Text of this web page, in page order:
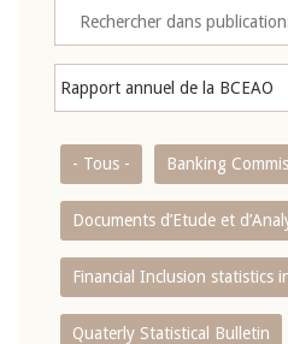
- Tous - Banking
Documents d’Etude et
Financial Inclusion statistics
Quaterly Statistical Bulletin